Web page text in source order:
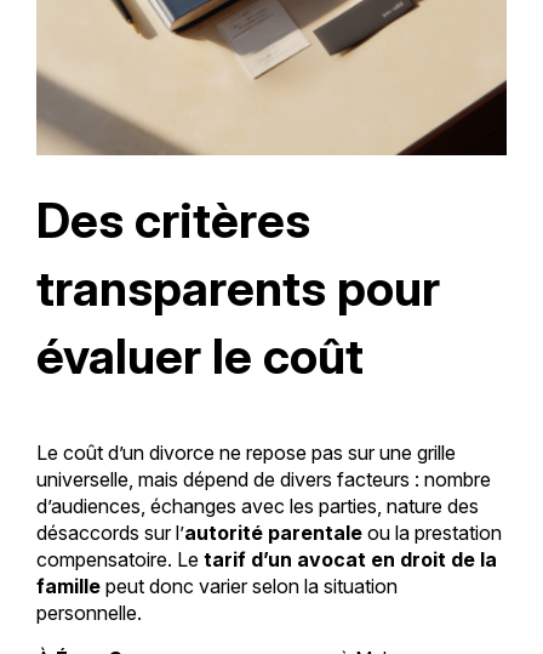
Des critères
transparents pour
évaluer le coût
Le coût d’un divorce ne repose pas sur une grille
universelle, mais dépend de divers facteurs : nombre
d’audiences, échanges avec les parties, nature des
désaccords sur l’autorité parentale ou la prestation
compensatoire. Le tarif d’un avocat en droit de la
famillepeut donc varier selon la situation
personnelle.